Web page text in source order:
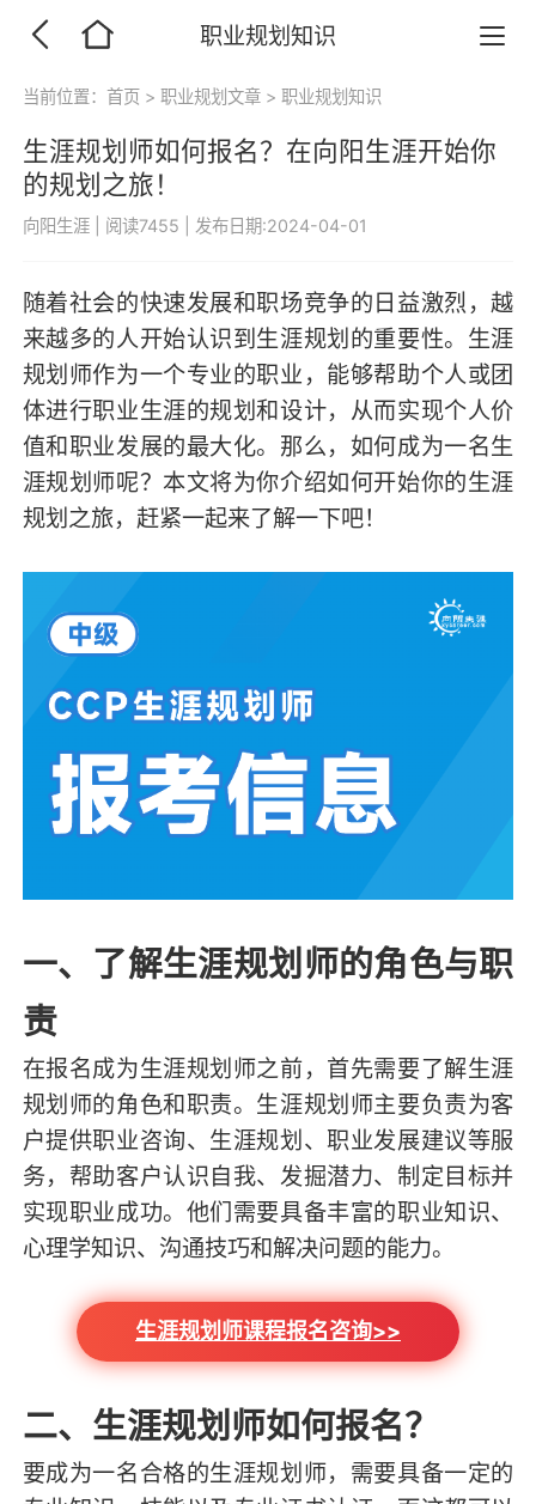
职业规划知识
当前位置：首页 > 职业规划文章 > 职业规划知识
生涯规划师如何报名？在向阳生涯开始你
的规划之旅！
向阳生涯 阅读7455 发布日期:2024-04-01
随着社会的快速发展和职场竞争的日益激烈，越
来越多的人开始认识到生涯规划的重要性。生涯
规划师作为一个专业的职业，能够帮助个人或团
体进行职业生涯的规划和设计，从而实现个人价
值和职业发展的最大化。那么，如何成为一名生
涯规划师呢？本文将为你介绍如何开始你的生涯
规划之旅，赶紧一起来了解一下吧！
一、了解生涯规划师的角色与职
责
在报名成为生涯规划师之前，首先需要了解生涯
规划师的角色和职责。生涯规划师主要负责为客
户提供职业咨询、生涯规划、职业发展建议等服
务，帮助客户认识自我、发掘潜力、制定目标并
实现职业成功。他们需要具备丰富的职业知识、
心理学知识、沟通技巧和解决问题的能力。
生涯规划师课程报名咨询>>
二、生涯规划师如何报名？
要成为一名合格的生涯规划师，需要具备一定的